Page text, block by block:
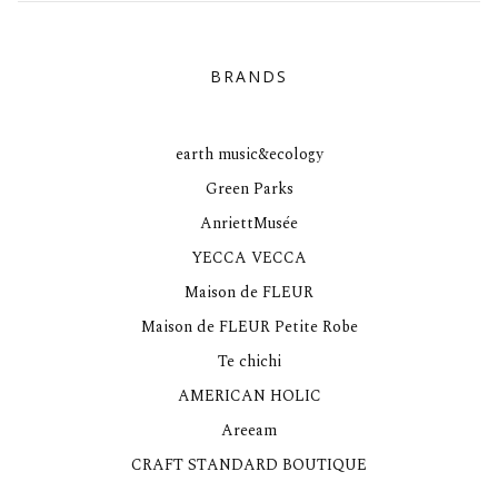
BRANDS
earth music&ecology
Green Parks
AnriettMusée
YECCA VECCA
Maison de FLEUR
Maison de FLEUR Petite Robe
Te chichi
AMERICAN HOLIC
Areeam
CRAFT STANDARD BOUTIQUE